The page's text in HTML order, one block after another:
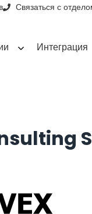
Связаться с
Интеграция